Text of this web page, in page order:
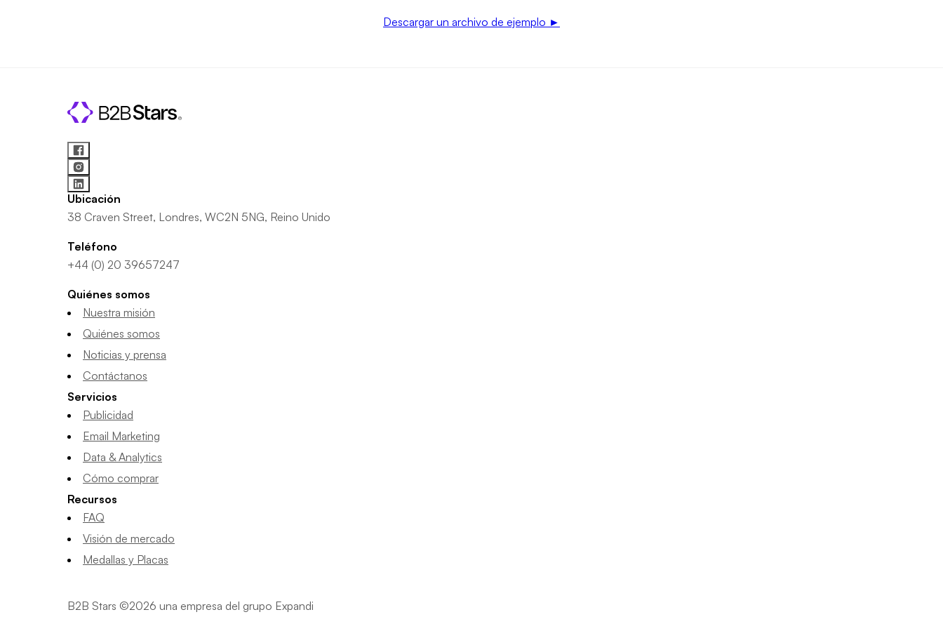
Descargar un archivo de ejemplo ►
Ubicación
38 Craven Street, Londres, WC2N 5NG, Reino Unido
Teléfono
+44 (0) 20 39657247
Quiénes somos
Nuestra misión
Quiénes somos
Noticias y prensa
Contáctanos
Servicios
Publicidad
Email Marketing
Data & Analytics
Cómo comprar
Recursos
FAQ
Visión de mercado
Medallas y Placas
B2B Stars ©2026 una empresa del grupo Expandi